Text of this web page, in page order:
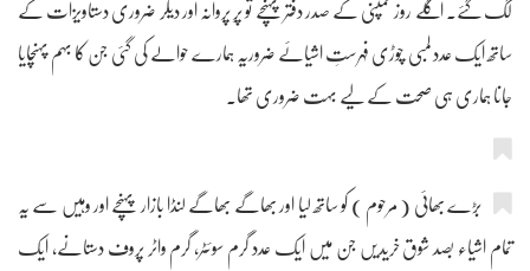
لگ گئے۔ اگلے روز کمپنی کے صدر دفتر پہنچے تو پرِ پروانہ اور دیگر ضروری دستاویزات کے
ساتھ ایک عدد لمبی چوڑی فہرستِ اشیائے ضروریہ ہمارے حوالے کی گئی جن کا بہم پہنچایا
جانا ہماری ہی صحت کے لیے بہت ضروری تھا۔
بڑے بھائی ( مرحوم ) کو ساتھ لیا اور بھاگے بھاگے لنڈا بازار پہنچے اور وہیں سے یہ
تمام اشیاء بصد شوق خریدیں جن میں ایک عدد گرم سوئٹر، گرم واٹر پروف دستانے، ایک